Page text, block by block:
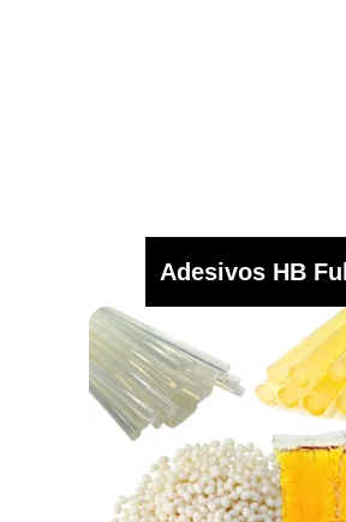
Adesivos HB